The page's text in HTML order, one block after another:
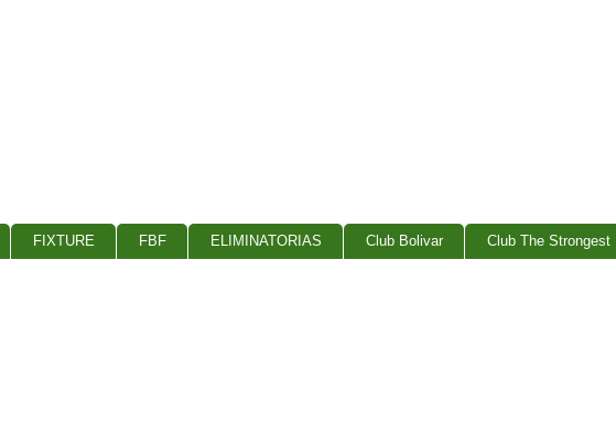
FIXTURE FBF ELIMINATORIAS Club Bolivar Club The Strongest